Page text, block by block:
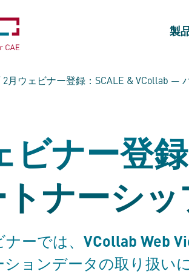
製
2月ウェビナー登録：SCALE & VCollab —
ビナー登
ナーシッ
ーでは、 VCollab Web
ョンデータの取り扱い